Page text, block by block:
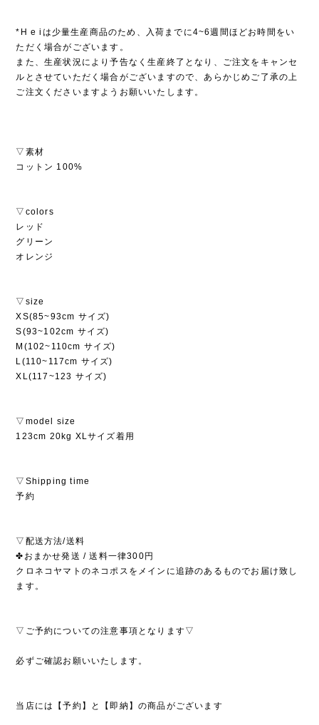
*H e iは少量生産商品のため、入荷までに4~6週間ほどお時間をい
ただく場合がございます。
また、生産状況により予告なく生産終了となり、ご注文をキャンセ
ルとさせていただく場合がございますので、あらかじめご了承の上
ご注文くださいますようお願いいたします。
▽素材
コットン 100%
▽colors
レッド
グリーン
オレンジ
▽size
XS(85~93cm サイズ)
S(93~102cm サイズ)
M(102~110cm サイズ)
L(110~117cm サイズ)
XL(117~123 サイズ)
▽model size
123cm 20kg XLサイズ着用
▽Shipping time
予約
▽配送方法/送料
✤おまかせ発送 / 送料一律300円
クロネコヤマトのネコポスをメインに追跡のあるものでお届け致し
ます。
▽ご予約についての注意事項となります▽
必ずご確認お願いいたします。
当店には【予約】と【即納】の商品がございます